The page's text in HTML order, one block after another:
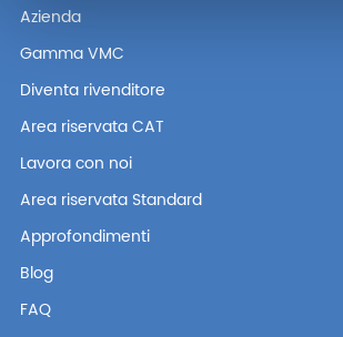
Azienda
Gamma VMC
Diventa rivenditore
Area riservata CAT
Lavora con noi
Area riservata Standard
Approfondimenti
Blog
FAQ